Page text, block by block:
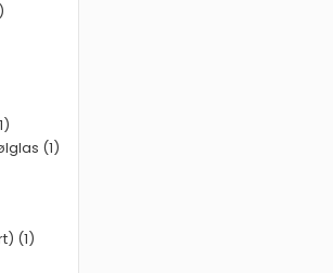
(1)
(1)